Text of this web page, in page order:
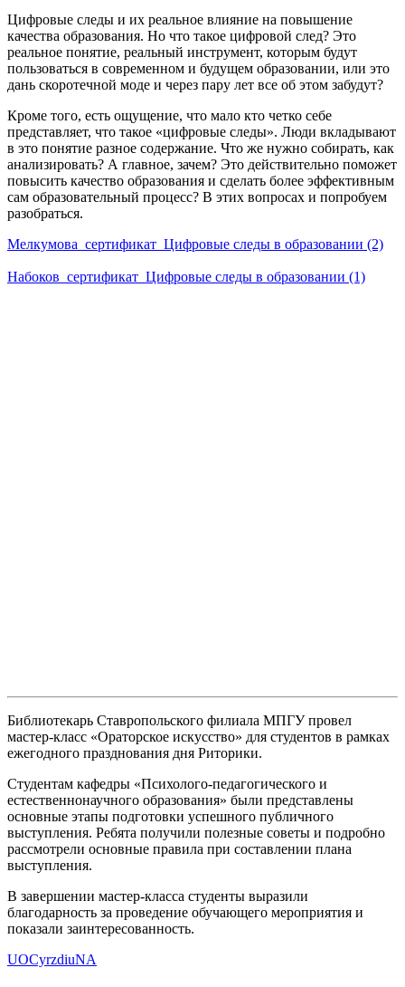
Цифровые следы и их реальное влияние на повышение
качества образования. Но что такое цифровой след? Это
реальное понятие, реальный инструмент, которым будут
пользоваться в современном и будущем образовании, или это
дань скоротечной моде и через пару лет все об этом забудут?
Кроме того, есть ощущение, что мало кто четко себе
представляет, что такое «цифровые следы». Люди вкладывают
в это понятие разное содержание. Что же нужно собирать, как
анализировать? А главное, зачем? Это действительно поможет
повысить качество образования и сделать более эффективным
сам образовательный процесс? В этих вопросах и попробуем
разобраться.
Мелкумова_сертификат_Цифровые следы в образовании (2)
Набоков_сертификат_Цифровые следы в образовании (1)
Библиотекарь Ставропольского филиала МПГУ провел
мастер-класс «Ораторское искусство» для студентов в рамках
ежегодного празднования дня Риторики.
Студентам кафедры «Психолого-педагогического и
естественнонаучного образования» были представлены
основные этапы подготовки успешного публичного
выступления. Ребята получили полезные советы и подробно
рассмотрели основные правила при составлении плана
выступления.
В завершении мастер-класса студенты выразили
благодарность за проведение обучающего мероприятия и
показали заинтересованность.
UOCyrzdiuNA